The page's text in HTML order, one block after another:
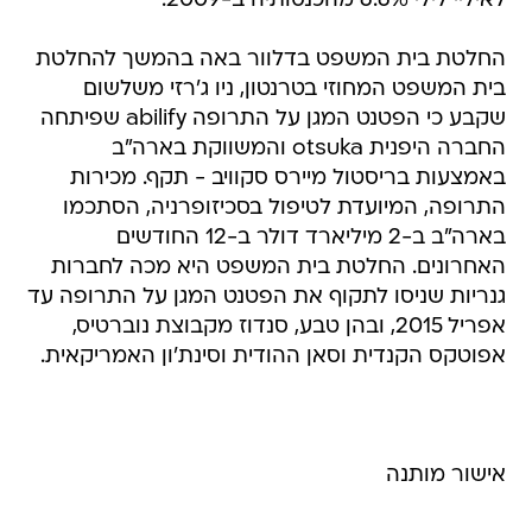
החלטת בית המשפט בדלוור באה בהמשך להחלטת
בית המשפט המחוזי בטרנטון, ניו ג'רזי משלשום
שקבע כי הפטנט המגן על התרופה abilify שפיתחה
החברה היפנית otsuka והמשווקת בארה"ב
באמצעות בריסטול מיירס סקוויב - תקף. מכירות
התרופה, המיועדת לטיפול בסכיזופרניה, הסתכמו
בארה"ב ב-2 מיליארד דולר ב-12 החודשים
האחרונים. החלטת בית המשפט היא מכה לחברות
גנריות שניסו לתקוף את הפטנט המגן על התרופה עד
אפריל 2015, ובהן טבע, סנדוז מקבוצת נוברטיס,
אפוטקס הקנדית וסאן ההודית וסינת'ון האמריקאית.
אישור מותנה